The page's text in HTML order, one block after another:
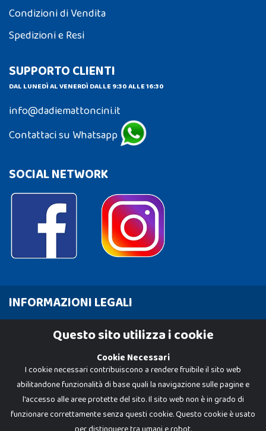
Condizioni di Vendita
Spedizioni e Resi
SUPPORTO CLIENTI
DAL LUNEDÌ AL VENERDÌ DALLE 9:30 ALLE 16:30
info@dadiemattoncini.it
Contattaci su Whatsapp
SOCIAL NETWORK
INFORMAZIONI LEGALI
Cookie PolicyQuesto sito utilizza i cookie
Cookie Necessari
I cookie necessari contribuiscono a rendere fruibile il sito web
abilitandone funzionalità di base quali la navigazione sulle pagine e
l'accesso alle aree protette del sito. Il sito web non è in grado di
funzionare correttamente senza questi cookie. Questo cookie è usato